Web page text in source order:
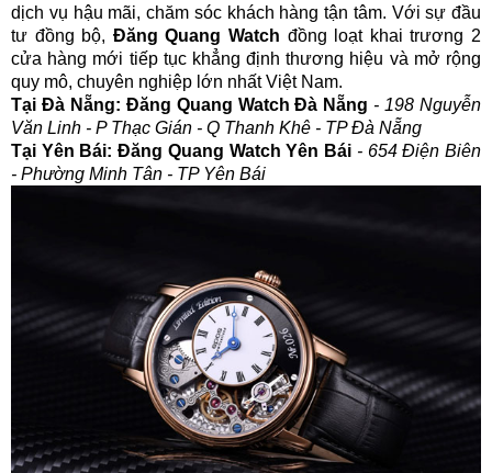
dịch vụ hậu mãi, chăm sóc khách hàng tận tâm. Với sự đầu
tư đồng bộ, Đăng Quang Watch đồng loạt khai trương 2
cửa hàng mới tiếp tục khẳng định thương hiệu và mở rộng
quy mô, chuyên nghiệp lớn nhất Việt Nam.
Tại Đà Nẵng: Đăng Quang Watch Đà Nẵng - 198 Nguyễn
Văn Linh - P Thạc Gián - Q Thanh Khê - TP Đà Nẵng
Tại Yên Bái: Đăng Quang Watch Yên Bái - 654 Điện Biên
- Phường Minh Tân - TP Yên Bái